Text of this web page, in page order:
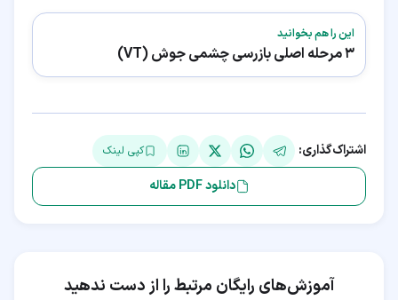
این را هم بخوانید
3 مرحله اصلی بازرسی چشمی جوش (VT)
اشتراک‌گذاری: کپی لینک
دانلود PDF مقاله
آموزش‌های رایگان مرتبط را از دست ندهید